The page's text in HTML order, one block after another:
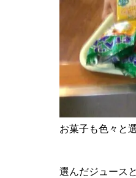
お菓子も色々と
選んだジュース